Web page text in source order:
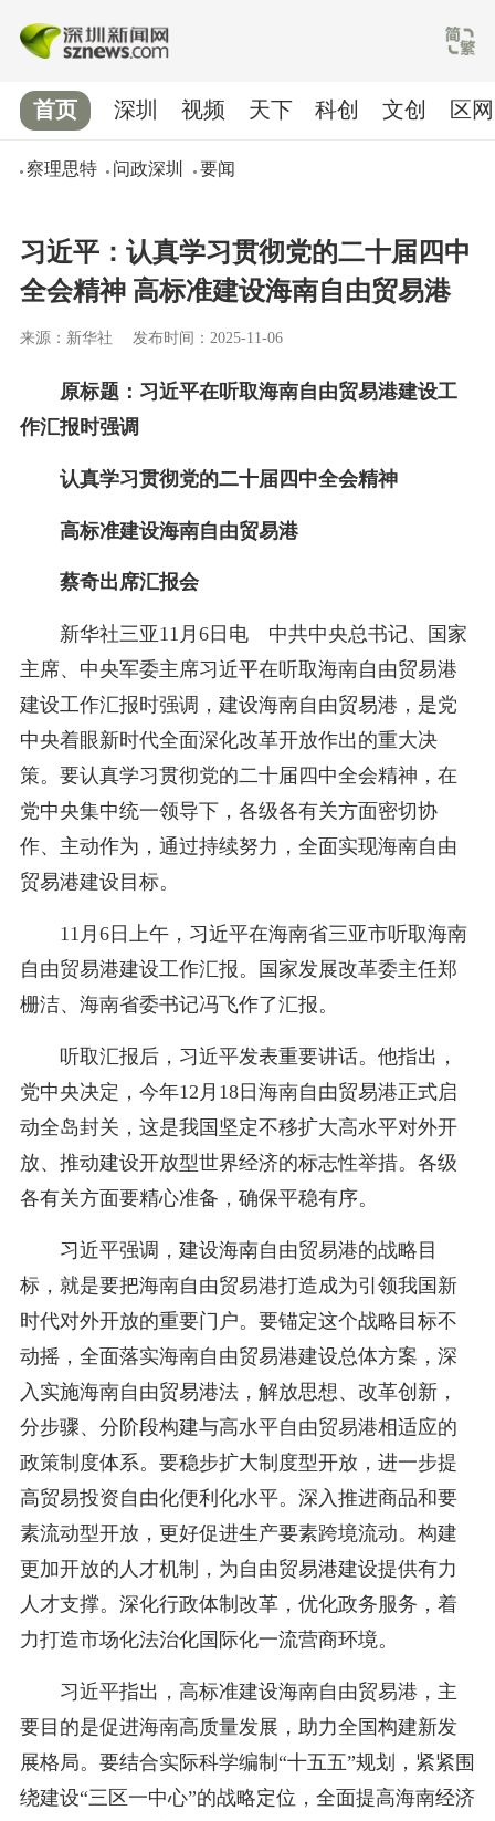
首页
察理思特 问政深圳 要闻
深圳 视频 天下 科创 文创 区网
习近平：认真学习贯彻党的二十届四中
全会精神 高标准建设海南自由贸易港
来源：新华社 发布时间：2025-11-06
原标题：习近平在听取海南自由贸易港建设工
作汇报时强调
认真学习贯彻党的二十届四中全会精神
高标准建设海南自由贸易港
蔡奇出席汇报会
新华社三亚11月6日电 中共中央总书记、国家
主席、中央军委主席习近平在听取海南自由贸易港
建设工作汇报时强调，建设海南自由贸易港，是党
中央着眼新时代全面深化改革开放作出的重大决
策。要认真学习贯彻党的二十届四中全会精神，在
党中央集中统一领导下，各级各有关方面密切协
作、主动作为，通过持续努力，全面实现海南自由
贸易港建设目标。
11月6日上午，习近平在海南省三亚市听取海南
自由贸易港建设工作汇报。国家发展改革委主任郑
栅洁、海南省委书记冯飞作了汇报。
听取汇报后，习近平发表重要讲话。他指出，
党中央决定，今年12月18日海南自由贸易港正式启
动全岛封关，这是我国坚定不移扩大高水平对外开
放、推动建设开放型世界经济的标志性举措。各级
各有关方面要精心准备，确保平稳有序。
习近平强调，建设海南自由贸易港的战略目
标，就是要把海南自由贸易港打造成为引领我国新
时代对外开放的重要门户。要锚定这个战略目标不
动摇，全面落实海南自由贸易港建设总体方案，深
入实施海南自由贸易港法，解放思想、改革创新，
分步骤、分阶段构建与高水平自由贸易港相适应的
政策制度体系。要稳步扩大制度型开放，进一步提
高贸易投资自由化便利化水平。深入推进商品和要
素流动型开放，更好促进生产要素跨境流动。构建
更加开放的人才机制，为自由贸易港建设提供有力
人才支撑。深化行政体制改革，优化政务服务，着
力打造市场化法治化国际化一流营商环境。
习近平指出，高标准建设海南自由贸易港，主
要目的是促进海南高质量发展，助力全国构建新发
展格局。要结合实际科学编制“十五五”规划，紧紧围
绕建设“三区一中心”的战略定位，全面提高海南经济